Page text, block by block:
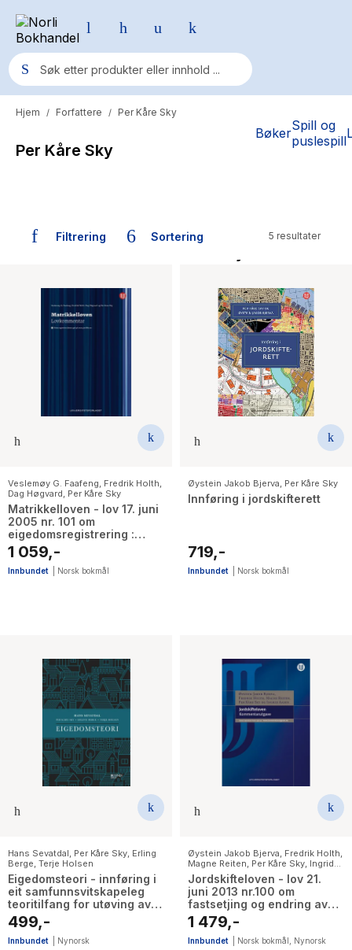
BøkerSpill og
puslespill
Populære søk
Pokemon
Yesteryear
Hypopressiv trening
Hjem / Forfattere / Per Kåre Sky
Per Kåre Sky
Filtrering Sortering 5 resultater
Veslemøy G. Faafeng Fredrik Holth
Dag Høgvard Per Kåre Sky
Matrikkelloven - lov 17. juni
2005 nr. 101 om
eigedomsregistrering :
lovkommentar
1 059,-
Innbundet Norsk bokmål
Øystein Jakob Bjerva Per Kåre Sky
Innføring i jordskifterett
719,-
Innbundet Norsk bokmål
Hans Sevatdal, Per Kåre Sky, Erling
Berge, Terje Holsen
Eigedomsteori - innføring i
eit samfunnsvitskapeleg
teoritilfang for utøving av
eigedomsfag
499,-
Innbundet Nynorsk
Øystein Jakob Bjerva, Fredrik Holth,
Magne Reiten, Per Kåre Sky, Ingrid
Aasen
Jordskifteloven - lov 21.
juni 2013 nr.100 om
fastsetjing og endring av
eigedoms- og rettshøve på
fast eigedom m. m. :
kommentarutgave
1 479,-
Innbundet Norsk bokmål , Nynorsk